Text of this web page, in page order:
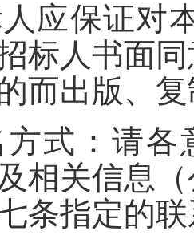
应保证对
标人书面
而出版、
方式：请
相关信息
条指定的